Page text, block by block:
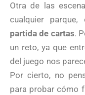
Otra de las
cualquier
partida de cartas.
un reto, ya que
del juego nos
Por cierto, no
para probar cómo